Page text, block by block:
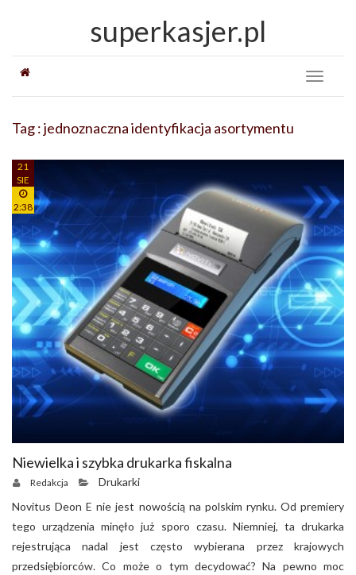
superkasjer.pl
Toggle
Tag : jednoznaczna identyfikacja asortymentu
21
SIE
2:38
Niewielka i szybka drukarka fiskalna
Redakcja
Drukarki
Novitus Deon E nie jest nowością na polskim rynku. Od premiery
tego urządzenia minęło już sporo czasu. Niemniej, ta drukarka
rejestrująca nadal jest często wybierana przez krajowych
przedsiębiorców. Co może o tym decydować? Na pewno moc